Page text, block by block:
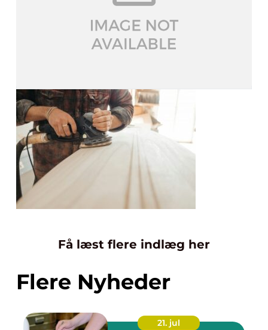
Få læst flere indlæg her
Flere Nyheder
21. jul